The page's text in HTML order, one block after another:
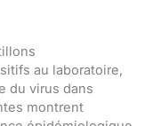
au laboratoire,
du virus dans
montrent